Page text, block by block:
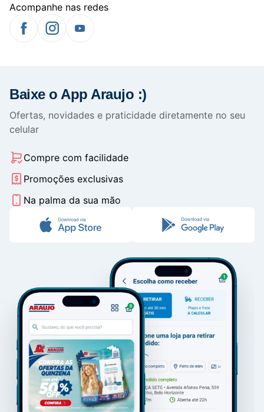
Acompanhe nas redes
Baixe o App Araujo :)
Ofertas, novidades e praticidade diretamente no seu
celular
Compre com facilidade
Promoções exclusivas
Na palma da sua mão